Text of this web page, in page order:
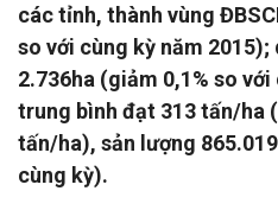
các tỉnh, thành vùng
so với cùng kỳ năm
2.736ha (giảm 0,1% so
trung bình đạt 313 tấn/ha
tấn/ha), sản lượng
cùng kỳ).